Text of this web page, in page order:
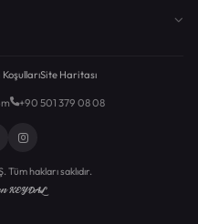
KoşullarıSite Haritası
+90 501 379 08 08
hakları saklıdır.
KEYDAL